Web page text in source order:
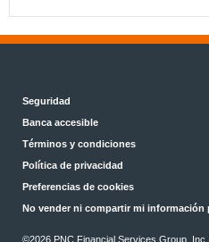
Seguridad
Banca accesible
Términos y condiciones
Política de privacidad
Preferencias de cookies
No vender ni compartir mi información
©2026 PNC Financial Services Group,